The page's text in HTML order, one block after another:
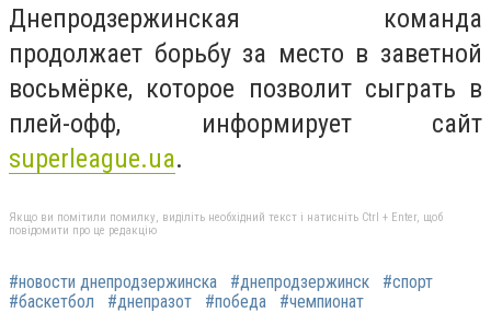
Днепродзержинская команда
продолжает борьбу за место в заветной
восьмёрке, которое позволит сыграть в
плей-офф, информирует сайт
superleague.ua.
Якщо ви помітили помилку, виділіть необхідний текст і натисніть Ctrl + Enter, щоб
повідомити про це редакцію
#новости днепродзержинска #днепродзержинск
#спорт
#баскетбол
#днепразот #победа #чемпионат